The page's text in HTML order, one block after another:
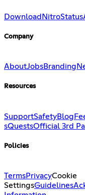
Download NitroStatus
Company
AboutJobsBranding
Resources
SupportSafetyBlog
sQuestsOfficial 3rd
Policies
TermsPrivacyCookie
SettingsGuidelines